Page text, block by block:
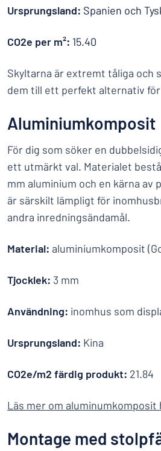
Ursprungsland: Spanien och
CO2e per m²: 15.40
Skyltarna är extremt tåliga och
dem till ett perfekt alternativ
Aluminiumkomposit
För dig som söker en
ett utmärkt val. Materialet
mm aluminium och en kärna
är särskilt lämpligt för
andra inredningsändamål.
Material: aluminiumkomposit
Tjocklek: 3 mm
Användning: inomhus som
Ursprungsland: Kina
CO2e/m2 färdig produkt: 21.84
Läs mer om aluminumkomposit
Montage med